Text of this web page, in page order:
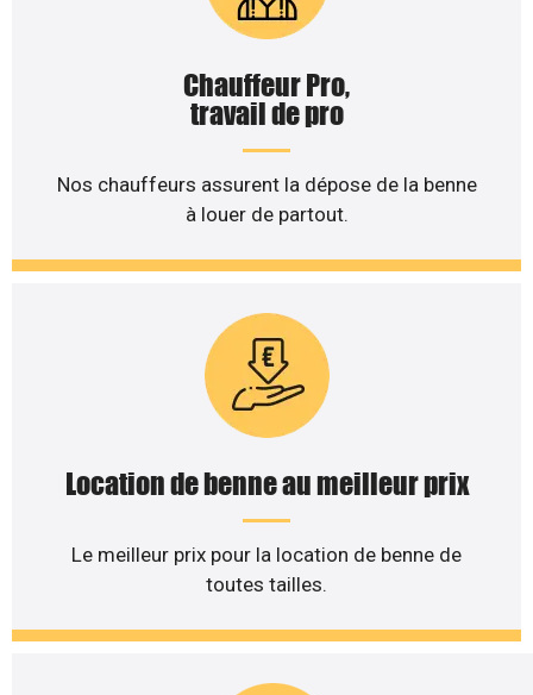
Chauffeur Pro,
travail de pro
Nos chauffeurs assurent la dépose de la benne
à louer de partout.
Location de benne au meilleur prix
Le meilleur prix pour la location de benne de
toutes tailles.